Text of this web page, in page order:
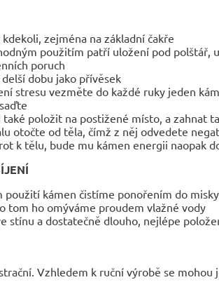
zejména na základní čakře
použitím patří uložení pod polštář,
poruch
dobu jako přívěsek
stresu vezměte do každé ruky jeden
položit na postižené místo, a zahnat
otočte od těla, čímž z něj odvedete
k tělu, bude mu kámen energii naopak
použití kámen čistíme ponořením do
tom ho omýváme proudem vlažné vody
stínu a dostatečně dlouho, nejlépe
Vzhledem k ruční výrobě se